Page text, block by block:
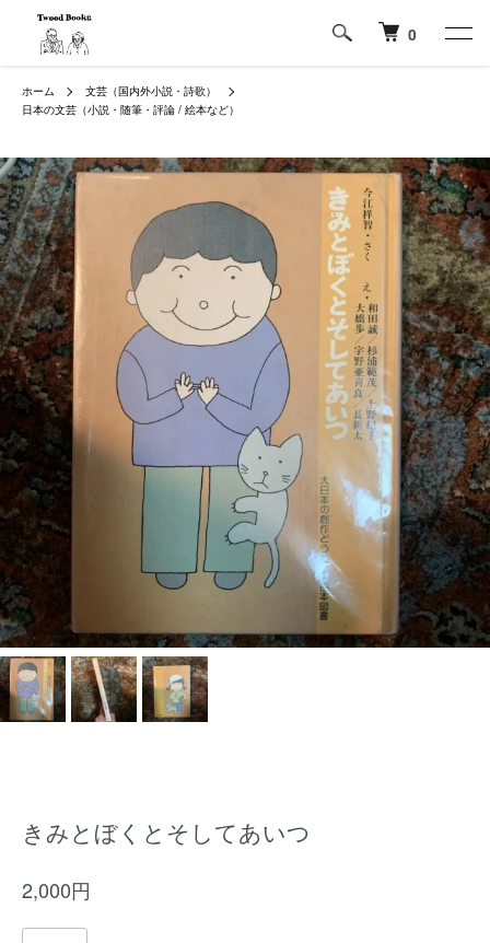
0
ホーム
文芸（国内外小説・詩歌）
日本の文芸（小説・随筆・評論 / 絵本など）
きみとぼくとそしてあいつ
2,000円